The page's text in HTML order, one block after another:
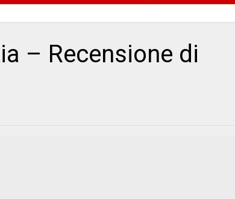
– Recensione di